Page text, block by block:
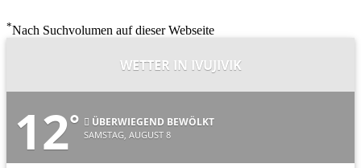
*Nach Suchvolumen auf dieser Webseite
WETTER IN IVUJIVIK
12° ÜBERWIEGEND BEWÖLKT
SAMSTAG, AUGUST 8